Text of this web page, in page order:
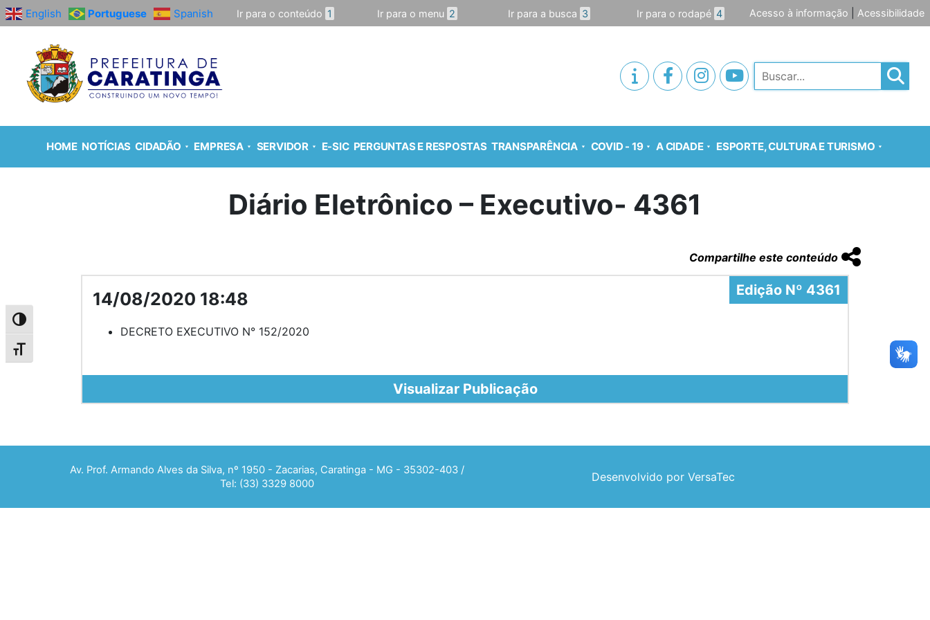
Alternar alto contraste
Alternar tamanho da fonte
English Portuguese Spanish Ir para o conteúdo 1 Ir para o menu 2 Ir para a busca 3 Ir para o rodapé 4 Acesso à informação Acessibilidade
Pesquisar
HOME NOTÍCIAS CIDADÃO EMPRESA SERVIDOR E-SIC PERGUNTAS E RESPOSTAS TRANSPARÊNCIA COVID - 19 A CIDADE ESPORTE, CULTURA E TURISMO
Diário Eletrônico – Executivo- 4361
Compartilhe este conteúdo
Edição Nº 4361
14/08/2020 18:48
DECRETO EXECUTIVO N° 152/2020
Visualizar Publicação
Av. Prof. Armando Alves da Silva, nº 1950 - Zacarias, Caratinga - MG - 35302-403 /
Tel: (33) 3329 8000
Desenvolvido por VersaTec